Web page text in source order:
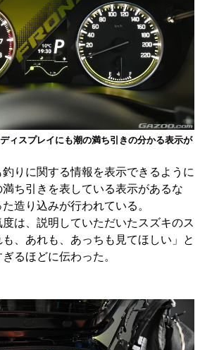
ィスプレイにも潮の満ち引きの分かる表示が
りに関する情報を表示できるように
ち引きを表している表示があるな
造り込みが行われている。
は、説明していただいたスズキのス
、あれも、あっちも見てほしい」と
るほどに伝わった。